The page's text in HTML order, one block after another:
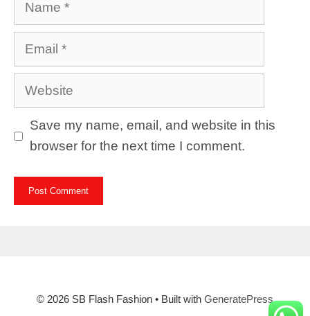
Email
Website
Save my name, email, and website in this
browser for the next time I comment.
© 2026 SB Flash Fashion • Built with GeneratePress